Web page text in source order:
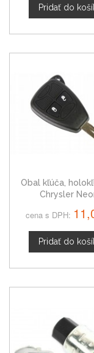
Pridať do
Obal kľúča,
Chrysler
cena s DPH:
Pridať do